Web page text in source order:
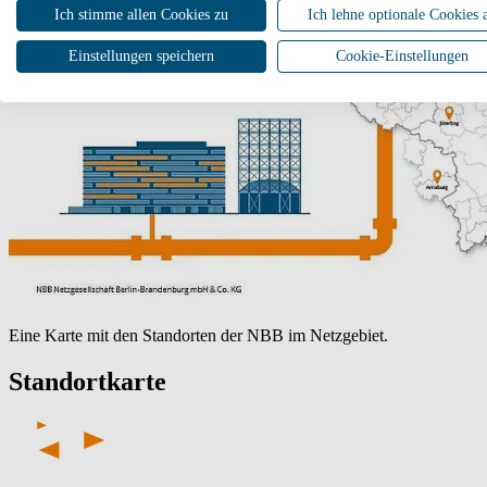
Eine Karte mit den Standorten der NBB im Netzgebiet.
Standortkarte
Ich stimme allen Cookies zu Ich lehne optionale Cookies
Einstellungen speichern Cookie-Einstellungen